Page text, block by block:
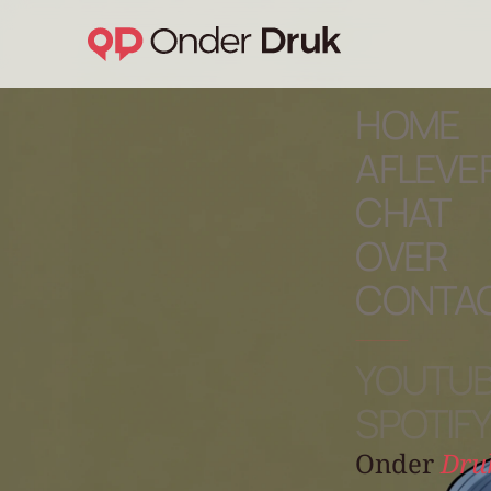
HOME
CHAT
OVER
YOUTUBE
SPOTIFY
Onder